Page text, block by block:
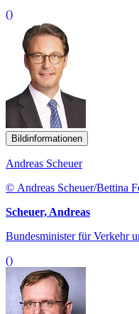
()
Bildinformationen
Andreas Scheuer
© Andreas Scheuer/Bettina
Scheuer, Andreas
Bundesminister für Verkehr
()